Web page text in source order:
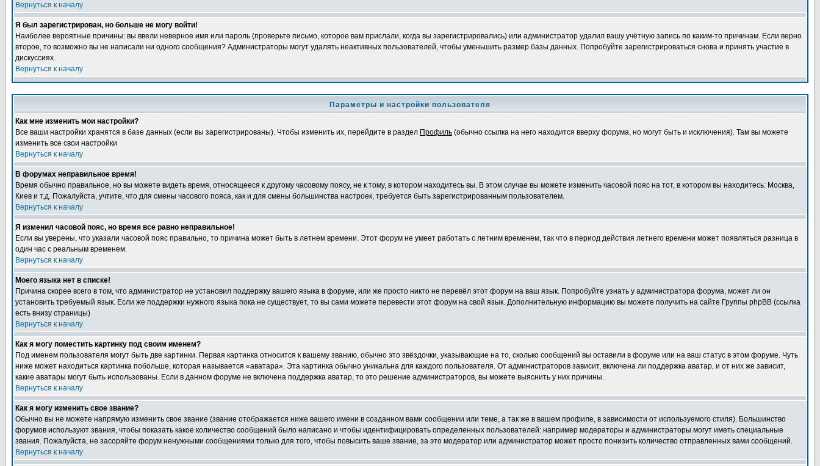
Вернуться к началу
Я был зарегистрирован, но больше не могу войти!
Наиболее вероятные причины: вы ввели неверное имя или пароль (проверьте письмо, которое вам прислали, когда вы зарегистрировались) или администратор удалил вашу учётную запись по каким-то причинам. Если верно
второе, то возможно вы не написали ни одного сообщения? Администраторы могут удалять неактивных пользователей, чтобы уменьшить размер базы данных. Попробуйте зарегистрироваться снова и принять участие в
дискуссиях.
Вернуться к началу
Параметры и настройки пользователя
Как мне изменить мои настройки?
Все ваши настройки хранятся в базе данных (если вы зарегистрированы). Чтобы изменить их, перейдите в раздел Профиль (обычно ссылка на него находится вверху форума, но могут быть и исключения). Там вы можете
изменить все свои настройки
Вернуться к началу
В форумах неправильное время!
Время обычно правильное, но вы можете видеть время, относящееся к другому часовому поясу, не к тому, в котором находитесь вы. В этом случае вы можете изменить часовой пояс на тот, в котором вы находитесь: Москва,
Киев и т.д. Пожалуйста, учтите, что для смены часового пояса, как и для смены большинства настроек, требуется быть зарегистрированным пользователем.
Вернуться к началу
Я изменил часовой пояс, но время все равно неправильное!
Если вы уверены, что указали часовой пояс правильно, то причина может быть в летнем времени. Этот форум не умеет работать с летним временем, так что в период действия летнего времени может появляться разница в
один час с реальным временем.
Вернуться к началу
Моего языка нет в списке!
Причина скорее всего в том, что администратор не установил поддержку вашего языка в форуме, или же просто никто не перевёл этот форум на ваш язык. Попробуйте узнать у администратора форума, может ли он
установить требуемый язык. Если же поддержки нужного языка пока не существует, то вы сами можете перевести этот форум на свой язык. Дополнительную информацию вы можете получить на сайте Группы phpBB (ссылка
есть внизу страницы)
Вернуться к началу
Как я могу поместить картинку под своим именем?
Под именем пользователя могут быть две картинки. Первая картинка относится к вашему званию, обычно это звёздочки, указывающие на то, сколько сообщений вы оставили в форуме или на ваш статус в этом форуме. Чуть
ниже может находиться картинка побольше, которая называется «аватара». Эта картинка обычно уникальна для каждого пользователя. От администраторов зависит, включена ли поддержка аватар, и от них же зависит,
какие аватары могут быть использованы. Если в данном форуме не включена поддержка аватар, то это решение администраторов, вы можете выяснить у них причины.
Вернуться к началу
Как я могу изменить свое звание?
Обычно вы не можете напрямую изменить свое звание (звание отображается ниже вашего имени в созданном вами сообщении или теме, а так же в вашем профиле, в зависимости от используемого стиля). Большинство
форумов используют звания, чтобы показать какое количество сообщений было написано и чтобы идентифицировать определенных пользователей: например модераторы и администраторы могут иметь специальные
звания. Пожалуйста, не засоряйте форум ненужными сообщениями только для того, чтобы повысить ваше звание, за это модератор или администратор может просто понизить количество отправленных вами сообщений.
Вернуться к началу